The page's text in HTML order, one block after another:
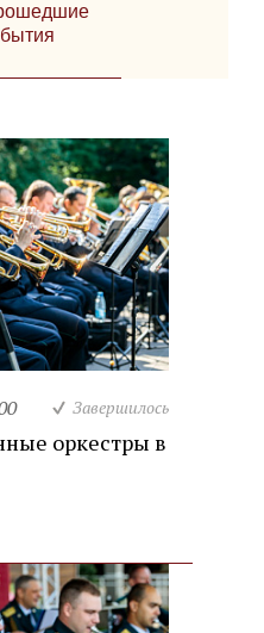
Завершилось
оркестры в